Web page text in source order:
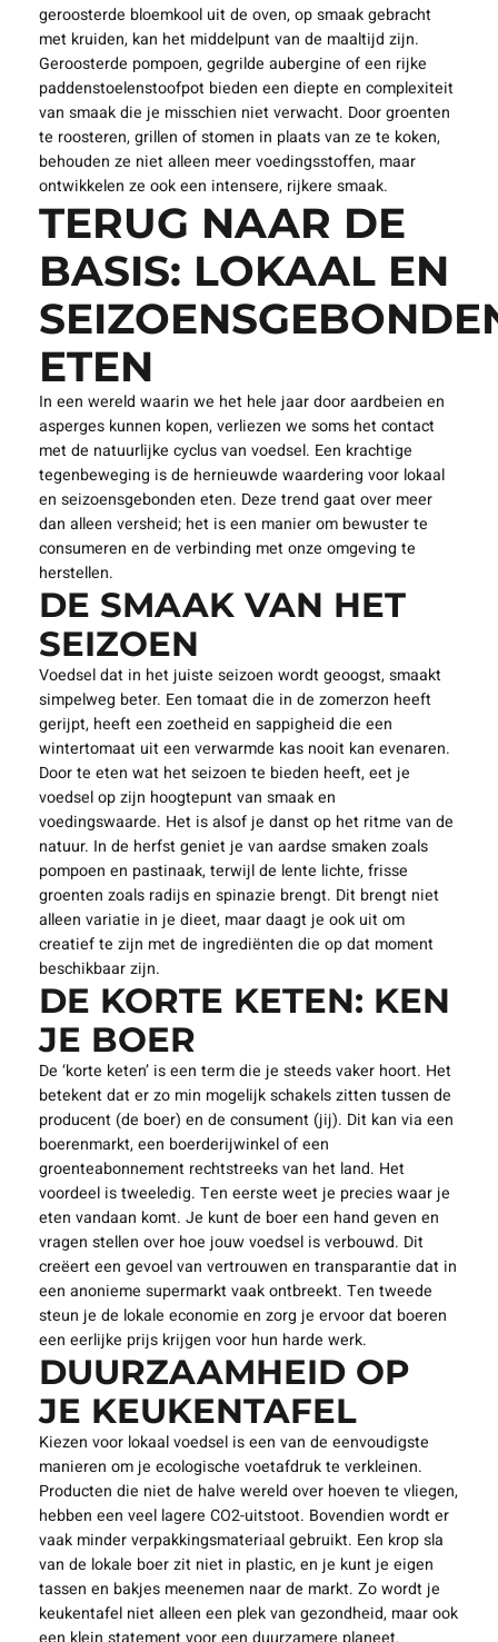
geroosterde bloemkool uit de oven, op smaak gebracht
met kruiden, kan het middelpunt van de maaltijd zijn.
Geroosterde pompoen, gegrilde aubergine of een rijke
paddenstoelenstoofpot bieden een diepte en complexiteit
van smaak die je misschien niet verwacht. Door groenten
te roosteren, grillen of stomen in plaats van ze te koken,
behouden ze niet alleen meer voedingsstoffen, maar
ontwikkelen ze ook een intensere, rijkere smaak.
TERUG NAAR DE
BASIS: LOKAAL EN
ETEN
In een wereld waarin we het hele jaar door aardbeien en
asperges kunnen kopen, verliezen we soms het contact
met de natuurlijke cyclus van voedsel. Een krachtige
tegenbeweging is de hernieuwde waardering voor lokaal
en seizoensgebonden eten. Deze trend gaat over meer
dan alleen versheid; het is een manier om bewuster te
consumeren en de verbinding met onze omgeving te
herstellen.
DE SMAAK VAN HET
SEIZOEN
Voedsel dat in het juiste seizoen wordt geoogst, smaakt
simpelweg beter. Een tomaat die in de zomerzon heeft
gerijpt, heeft een zoetheid en sappigheid die een
wintertomaat uit een verwarmde kas nooit kan evenaren.
Door te eten wat het seizoen te bieden heeft, eet je
voedsel op zijn hoogtepunt van smaak en
voedingswaarde. Het is alsof je danst op het ritme van de
natuur. In de herfst geniet je van aardse smaken zoals
pompoen en pastinaak, terwijl de lente lichte, frisse
groenten zoals radijs en spinazie brengt. Dit brengt niet
alleen variatie in je dieet, maar daagt je ook uit om
creatief te zijn met de ingrediënten die op dat moment
beschikbaar zijn.
DE KORTE KETEN: KEN
JE BOER
De ‘korte keten’ is een term die je steeds vaker hoort. Het
betekent dat er zo min mogelijk schakels zitten tussen de
producent (de boer) en de consument (jij). Dit kan via een
boerenmarkt, een boerderijwinkel of een
groenteabonnement rechtstreeks van het land. Het
voordeel is tweeledig. Ten eerste weet je precies waar je
eten vandaan komt. Je kunt de boer een hand geven en
vragen stellen over hoe jouw voedsel is verbouwd. Dit
creëert een gevoel van vertrouwen en transparantie dat in
een anonieme supermarkt vaak ontbreekt. Ten tweede
steun je de lokale economie en zorg je ervoor dat boeren
een eerlijke prijs krijgen voor hun harde werk.
DUURZAAMHEID OP
JE KEUKENTAFEL
Kiezen voor lokaal voedsel is een van de eenvoudigste
manieren om je ecologische voetafdruk te verkleinen.
Producten die niet de halve wereld over hoeven te vliegen,
hebben een veel lagere CO2-uitstoot. Bovendien wordt er
vaak minder verpakkingsmateriaal gebruikt. Een krop sla
van de lokale boer zit niet in plastic, en je kunt je eigen
tassen en bakjes meenemen naar de markt. Zo wordt je
keukentafel niet alleen een plek van gezondheid, maar ook